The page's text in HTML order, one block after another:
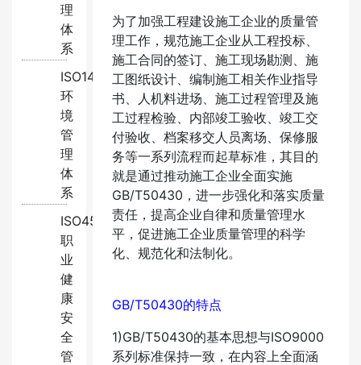
理
体
系
ISO14001:2015
环
境
管
理
体
系
ISO45001:2018
职
业
健
康
安
全
管
为了加强工程建设施工企业的质量管
理工作，规范施工企业从工程投标、
施工合同的签订、施工现场勘测、施
工图纸设计、编制施工相关作业指导
书、人机料进场、施工过程管理及施
工过程检验、内部竣工验收、竣工交
付验收、档案移交人员离场、保修服
务等一系列流程而起草标准，其目的
就是通过推动施工企业全面实施
GB/T50430，进一步强化和落实质量
责任，提高企业自律和质量管理水
平，促进施工企业质量管理的科学
化、规范化和法制化。
GB/T50430的特点
1)GB/T50430的基本思想与ISO9000
系列标准保持一致，在内容上全面涵